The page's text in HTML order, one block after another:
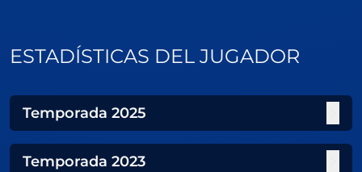
ESTADÍSTICAS DEL JUGADOR
Temporada 2025
Temporada 2023